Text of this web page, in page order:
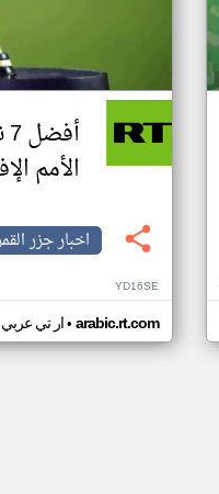
الأمم
اخبار جزر
YD16SE
ار تي عربي• arabic.rt.com